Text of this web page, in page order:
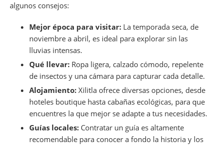
algunos consejos:
Mejor época para visitar: La temporada seca, de
noviembre a abril, es ideal para explorar sin las
lluvias intensas.
Qué llevar: Ropa ligera, calzado cómodo, repelente
de insectos y una cámara para capturar cada detalle.
Alojamiento: Xilitla ofrece diversas opciones, desde
hoteles boutique hasta cabañas ecológicas, para que
encuentres la que mejor se adapte a tus necesidades.
Guías locales: Contratar un guía es altamente
recomendable para conocer a fondo la historia y los